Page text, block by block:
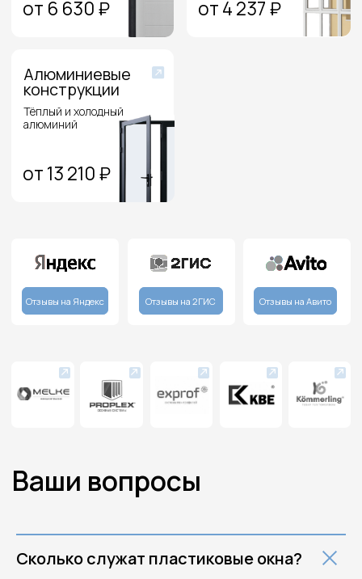
Сколько служат пластиковые окна?